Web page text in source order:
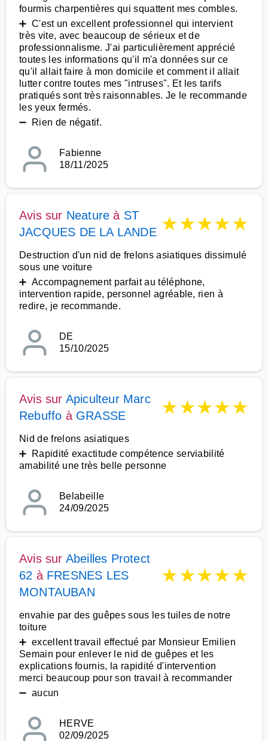
fourmis charpentières qui squattent mes combles.
➕ C'est un excellent professionnel qui intervient
très vite, avec beaucoup de sérieux et de
professionnalisme. J'ai particulièrement apprécié
toutes les informations qu'il m'a données sur ce
qu'il allait faire à mon domicile et comment il allait
lutter contre toutes mes "intruses". Et les tarifs
pratiqués sont très raisonnables. Je le recommande
les yeux fermés.
➖ Rien de négatif.
Fabienne
18/11/2025
Avis sur Neature à ST
JACQUES DE LA LANDE ★★★★★
Destruction d'un nid de frelons asiatiques dissimulé
sous une voiture
➕ Accompagnement parfait au téléphone,
intervention rapide, personnel agréable, rien à
redire, je recommande.
DE
15/10/2025
Avis sur Apiculteur Marc
Rebuffo à GRASSE ★★★★★
Nid de frelons asiatiques
➕ Rapidité exactitude compétence serviabilité
amabilité une très belle personne
Belabeille
24/09/2025
Avis sur Abeilles Protect
62 à FRESNES LES
MONTAUBAN
★★★★★
envahie par des guêpes sous les tuiles de notre
toiture
➕ excellent travail effectué par Monsieur Emilien
Semain pour enlever le nid de guêpes et les
explications fournis, la rapidité d'intervention
merci beaucoup pour son travail à recommander
➖ aucun
HERVE
02/09/2025